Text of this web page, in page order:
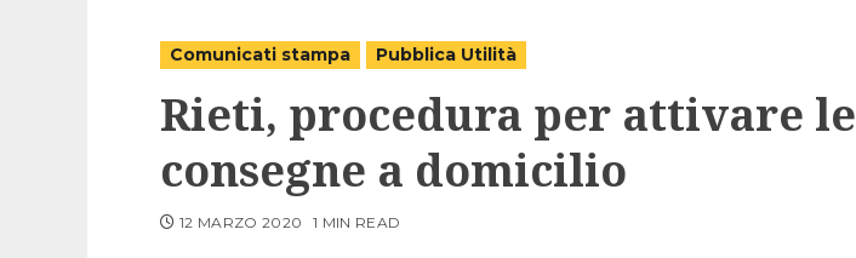
Comunicati stampa Pubblica Utilità
Rieti, procedura per attivare le
consegne a domicilio
12 MARZO 2020 1 MIN READ